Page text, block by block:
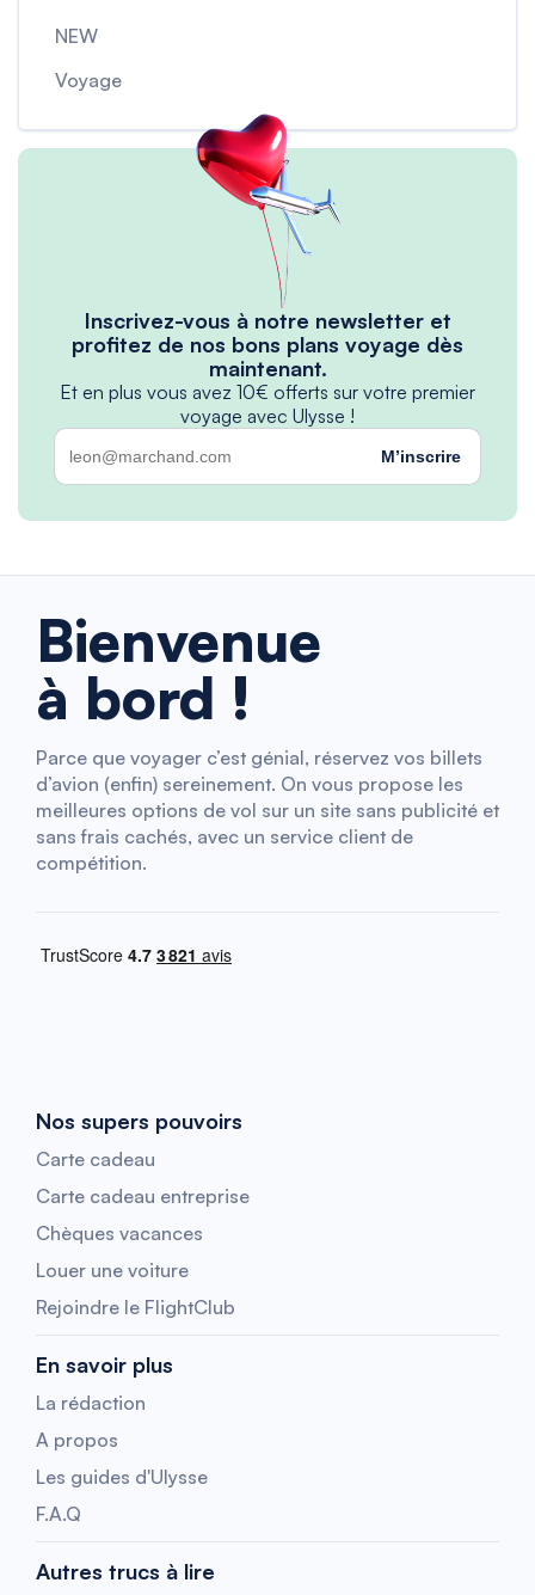
NEW
Voyage
Inscrivez-vous à notre newsletter et
profitez de nos bons plans voyage dès
maintenant.
Et en plus vous avez 10€ offerts sur votre premier
voyage avec Ulysse !
M’inscrire
Bienvenue
à bord !
Parce que voyager c’est génial, réservez vos billets
d’avion (enfin) sereinement. On vous propose les
meilleures options de vol sur un site sans publicité et
sans frais cachés, avec un service client de
compétition.
Nos supers pouvoirs
Carte cadeau
Carte cadeau entreprise
Chèques vacances
Louer une voiture
Rejoindre le FlightClub
En savoir plus
La rédaction
A propos
Les guides d'Ulysse
F.A.Q
Autres trucs à lire